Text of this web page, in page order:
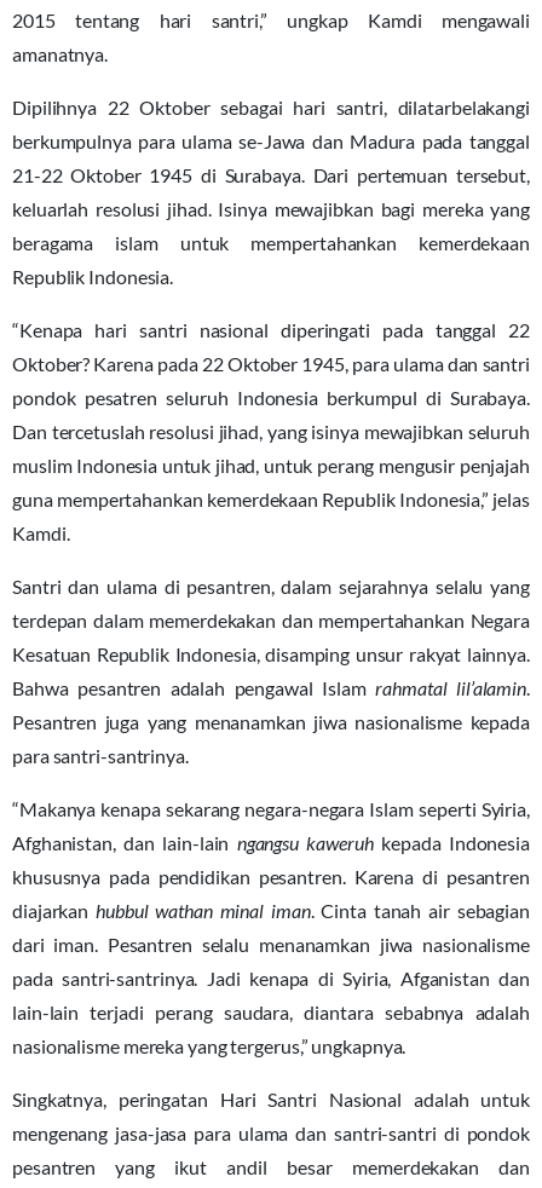
2015 tentang hari santri,” ungkap Kamdi mengawali
amanatnya.
Dipilihnya 22 Oktober sebagai hari santri, dilatarbelakangi
berkumpulnya para ulama se-Jawa dan Madura pada tanggal
21-22 Oktober 1945 di Surabaya. Dari pertemuan tersebut,
keluarlah resolusi jihad. Isinya mewajibkan bagi mereka yang
beragama islam untuk mempertahankan kemerdekaan
Republik Indonesia.
“Kenapa hari santri nasional diperingati pada tanggal 22
Oktober? Karena pada 22 Oktober 1945, para ulama dan santri
pondok pesatren seluruh Indonesia berkumpul di Surabaya.
Dan tercetuslah resolusi jihad, yang isinya mewajibkan seluruh
muslim Indonesia untuk jihad, untuk perang mengusir penjajah
guna mempertahankan kemerdekaan Republik Indonesia,” jelas
Kamdi.
Santri dan ulama di pesantren, dalam sejarahnya selalu yang
terdepan dalam memerdekakan dan mempertahankan Negara
Kesatuan Republik Indonesia, disamping unsur rakyat lainnya.
Bahwa pesantren adalah pengawal Islamrahmatal lil’alamin.
Pesantren juga yang menanamkan jiwa nasionalisme kepada
para santri-santrinya.
“Makanya kenapa sekarang negara-negara Islam seperti Syiria,
Afghanistan, dan lain-lain ngangsu kaweruhkepada Indonesia
khususnya pada pendidikan pesantren. Karena di pesantren
diajarkan hubbul wathan minal iman. Cinta tanah air sebagian
dari iman. Pesantren selalu menanamkan jiwa nasionalisme
pada santri-santrinya. Jadi kenapa di Syiria, Afganistan dan
lain-lain terjadi perang saudara, diantara sebabnya adalah
nasionalisme mereka yang tergerus,” ungkapnya.
Singkatnya, peringatan Hari Santri Nasional adalah untuk
mengenang jasa-jasa para ulama dan santri-santri di pondok
pesantren yang ikut andil besar memerdekakan dan